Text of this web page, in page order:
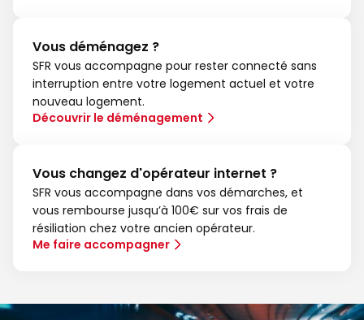
Vous déménagez ?
SFR vous accompagne pour rester connecté sans
interruption entre votre logement actuel et votre
nouveau logement.
Découvrir le déménagement
Vous changez d'opérateur internet ?
SFR vous accompagne dans vos démarches, et
vous rembourse jusqu’à 100€ sur vos frais de
résiliation chez votre ancien opérateur.
Me faire accompagner